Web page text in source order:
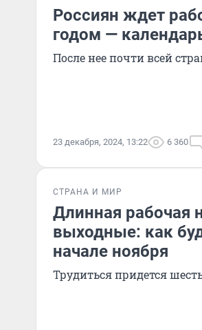
Россиян ждет
годом —
После нее почти всей
23 декабря, 2024, 13:22 6 360
СТРАНА И МИР
Длинная рабочая
выходные: как
начале ноября
Трудиться придется